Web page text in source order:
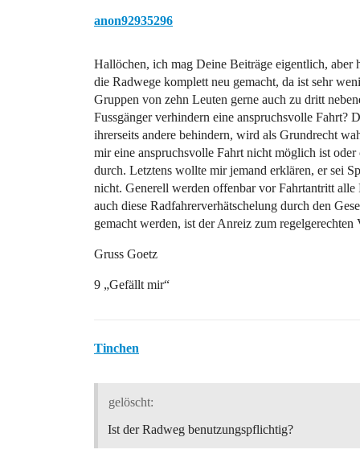
anon92935296
Hallöchen, ich mag Deine Beiträge eigentlich,
die Radwege komplett neu gemacht, da ist sehr
Gruppen von zehn Leuten gerne auch zu dritt
Fussgänger verhindern eine anspruchsvolle Fahrt?
ihrerseits andere behindern, wird als Grundrecht
mir eine anspruchsvolle Fahrt nicht möglich ist
durch. Letztens wollte mir jemand erklären, er sei
nicht. Generell werden offenbar vor Fahrtantritt
auch diese Radfahrerverhätschelung durch den
gemacht werden, ist der Anreiz zum
Gruss Goetz
9 „Gefällt mir“
Tinchen
gelöscht:
Ist der Radweg benutzungspflichtig?